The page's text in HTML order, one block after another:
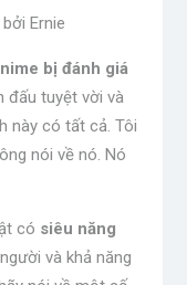
Ernie
bị đánh giá
đấu tuyệt vời và
này có tất cả. Tôi
nói về nó. Nó
có siêu năng
và khả năng